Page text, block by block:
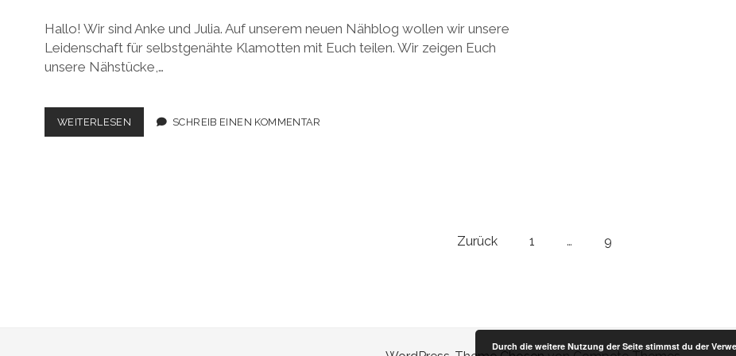
Hallo! Wir sind Anke und Julia. Auf unserem neuen Nähblog wollen wir unsere
Leidenschaft für selbstgenähte Klamotten mit Euch teilen. Wir zeigen Euch
unsere Nähstücke,…
WEITERLESEN WILLKOMMEN
AUF
SCHREIB EINEN KOMMENTAR
Zurück 1 … 9
Durch die weitere Nutzung der Seite stimmst du der